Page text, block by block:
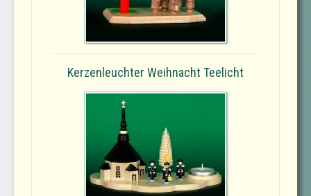
Kerzenleuchter Weihnacht Teelicht